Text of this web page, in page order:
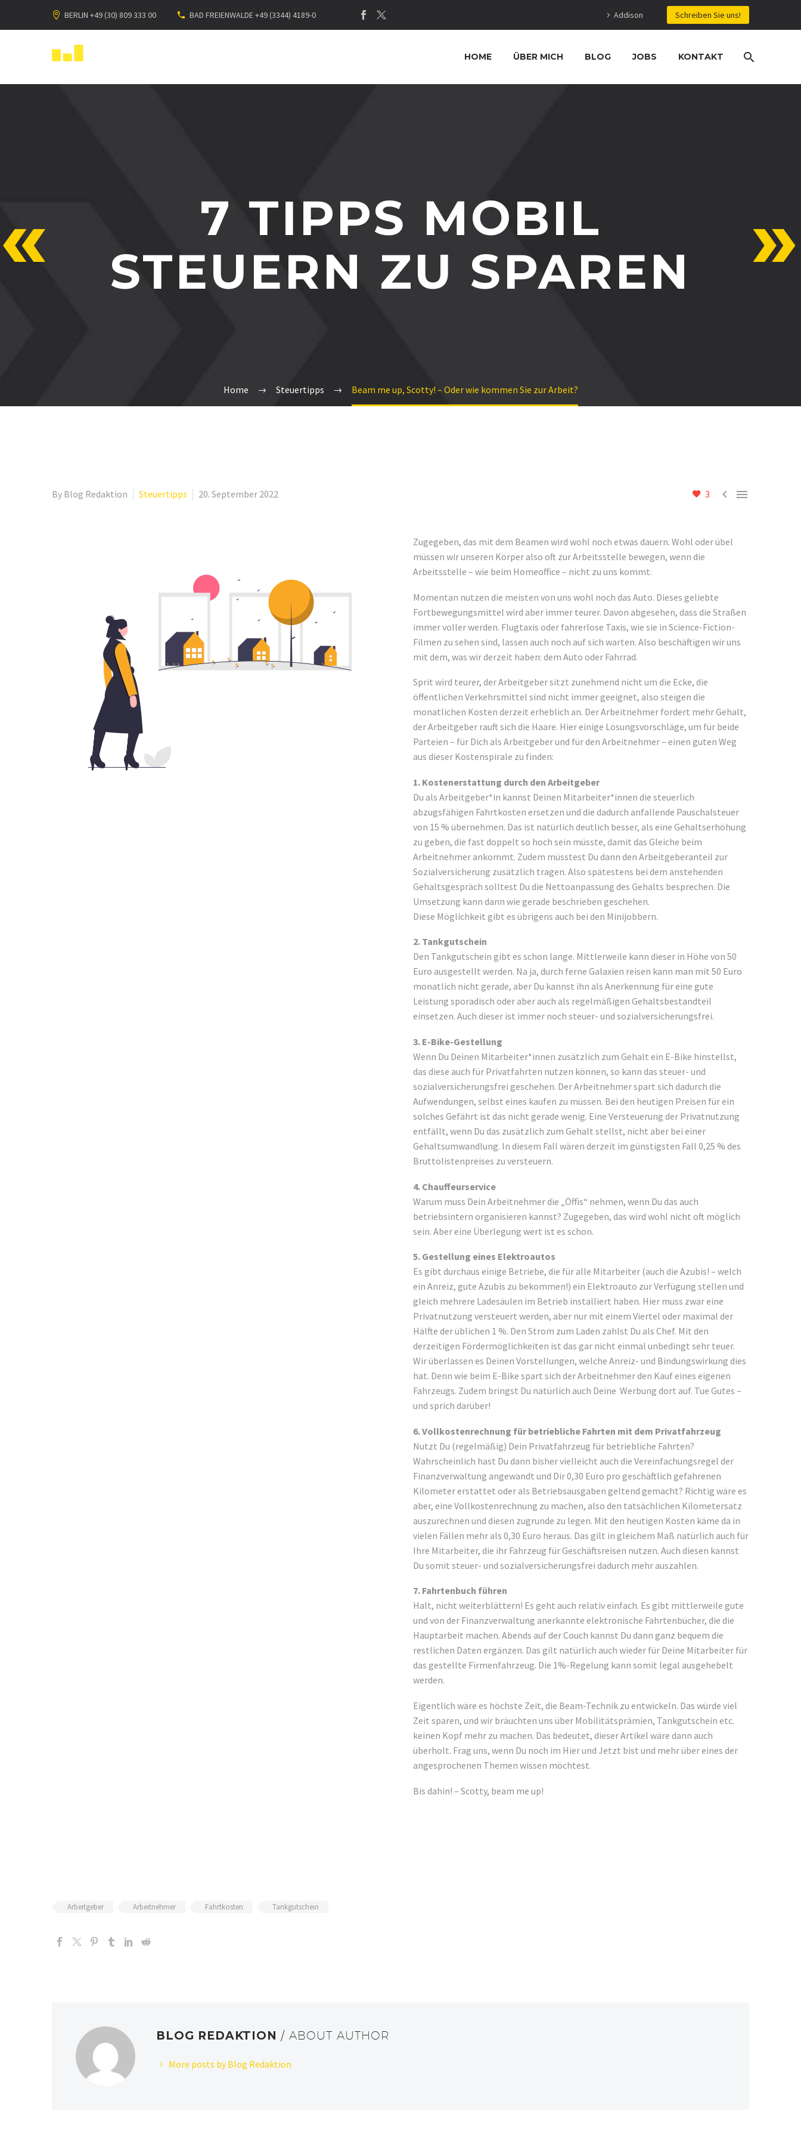
BERLIN +49 (30) 809 333 00 BAD FREIENWALDE +49 (3344) 4189-0 Addison Schreiben Sie uns!
HOME ÜBER MICH BLOG JOBS KONTAKT
7 TIPPS MOBIL
STEUERN ZU SPAREN
Home Steuertipps Beam me up, Scotty! – Oder wie kommen Sie zur Arbeit?
3  
By Blog Redaktion Steuertipps 20. September 2022
Zugegeben, das mit dem Beamen wird wohl noch etwas dauern. Wohl oder übel
müssen wir unseren Körper also oft zur Arbeitsstelle bewegen, wenn die
Arbeitsstelle – wie beim Homeoffice – nicht zu uns kommt.
Momentan nutzen die meisten von uns wohl noch das Auto. Dieses geliebte
Fortbewegungsmittel wird aber immer teurer. Davon abgesehen, dass die Straßen
immer voller werden. Flugtaxis oder fahrerlose Taxis, wie sie in Science-Fiction-
Filmen zu sehen sind, lassen auch noch auf sich warten. Also beschäftigen wir uns
mit dem, was wir derzeit haben: dem Auto oder Fahrrad.
Sprit wird teurer, der Arbeitgeber sitzt zunehmend nicht um die Ecke, die
öffentlichen Verkehrsmittel sind nicht immer geeignet, also steigen die
monatlichen Kosten derzeit erheblich an. Der Arbeitnehmer fordert mehr Gehalt,
der Arbeitgeber rauft sich die Haare. Hier einige Lösungsvorschläge, um für beide
Parteien – für Dich als Arbeitgeber und für den Arbeitnehmer – einen guten Weg
aus dieser Kostenspirale zu finden:
1. Kostenerstattung durch den Arbeitgeber
Du als Arbeitgeber*in kannst Deinen Mitarbeiter*innen die steuerlich
abzugsfähigen Fahrtkosten ersetzen und die dadurch anfallende Pauschalsteuer
von 15 % übernehmen. Das ist natürlich deutlich besser, als eine Gehaltserhöhung
zu geben, die fast doppelt so hoch sein müsste, damit das Gleiche beim
Arbeitnehmer ankommt. Zudem müsstest Du dann den Arbeitgeberanteil zur
Sozialversicherung zusätzlich tragen. Also spätestens bei dem anstehenden
Gehaltsgespräch solltest Du die Nettoanpassung des Gehalts besprechen. Die
Umsetzung kann dann wie gerade beschrieben geschehen.
Diese Möglichkeit gibt es übrigens auch bei den Minijobbern.
2. Tankgutschein
Den Tankgutschein gibt es schon lange. Mittlerweile kann dieser in Höhe von 50
Euro ausgestellt werden. Na ja, durch ferne Galaxien reisen kann man mit 50 Euro
monatlich nicht gerade, aber Du kannst ihn als Anerkennung für eine gute
Leistung sporadisch oder aber auch als regelmäßigen Gehaltsbestandteil
einsetzen. Auch dieser ist immer noch steuer- und sozialversicherungsfrei.
3. E-Bike-Gestellung
Wenn Du Deinen Mitarbeiter*innen zusätzlich zum Gehalt ein E-Bike hinstellst,
das diese auch für Privatfahrten nutzen können, so kann das steuer- und
sozialversicherungsfrei geschehen. Der Arbeitnehmer spart sich dadurch die
Aufwendungen, selbst eines kaufen zu müssen. Bei den heutigen Preisen für ein
solches Gefährt ist das nicht gerade wenig. Eine Versteuerung der Privatnutzung
entfällt, wenn Du das zusätzlich zum Gehalt stellst, nicht aber bei einer
Gehaltsumwandlung. In diesem Fall wären derzeit im günstigsten Fall 0,25 % des
Bruttolistenpreises zu versteuern.
4. Chauffeurservice
Warum muss Dein Arbeitnehmer die „Öffis“ nehmen, wenn Du das auch
betriebsintern organisieren kannst? Zugegeben, das wird wohl nicht oft möglich
sein. Aber eine Überlegung wert ist es schon.
5. Gestellung eines Elektroautos
Es gibt durchaus einige Betriebe, die für alle Mitarbeiter (auch die Azubis! – welch
ein Anreiz, gute Azubis zu bekommen!) ein Elektroauto zur Verfügung stellen und
gleich mehrere Ladesäulen im Betrieb installiert haben. Hier muss zwar eine
Privatnutzung versteuert werden, aber nur mit einem Viertel oder maximal der
Hälfte der üblichen 1 %. Den Strom zum Laden zahlst Du als Chef. Mit den
derzeitigen Fördermöglichkeiten ist das gar nicht einmal unbedingt sehr teuer.
Wir überlassen es Deinen Vorstellungen, welche Anreiz- und Bindungswirkung dies
hat. Denn wie beim E-Bike spart sich der Arbeitnehmer den Kauf eines eigenen
Fahrzeugs. Zudem bringst Du natürlich auch Deine Werbung dort auf. Tue Gutes –
und sprich darüber!
6. Vollkostenrechnung für betriebliche Fahrten mit dem Privatfahrzeug
Nutzt Du (regelmäßig) Dein Privatfahrzeug für betriebliche Fahrten?
Wahrscheinlich hast Du dann bisher vielleicht auch die Vereinfachungsregel der
Finanzverwaltung angewandt und Dir 0,30 Euro pro geschäftlich gefahrenen
Kilometer erstattet oder als Betriebsausgaben geltend gemacht? Richtig wäre es
aber, eine Vollkostenrechnung zu machen, also den tatsächlichen Kilometersatz
auszurechnen und diesen zugrunde zu legen. Mit den heutigen Kosten käme da in
vielen Fällen mehr als 0,30 Euro heraus. Das gilt in gleichem Maß natürlich auch für
Ihre Mitarbeiter, die ihr Fahrzeug für Geschäftsreisen nutzen. Auch diesen kannst
Du somit steuer- und sozialversicherungsfrei dadurch mehr auszahlen.
7. Fahrtenbuch führen
Halt, nicht weiterblättern! Es geht auch relativ einfach. Es gibt mittlerweile gute
und von der Finanzverwaltung anerkannte elektronische Fahrtenbücher, die die
Hauptarbeit machen. Abends auf der Couch kannst Du dann ganz bequem die
restlichen Daten ergänzen. Das gilt natürlich auch wieder für Deine Mitarbeiter für
das gestellte Firmenfahrzeug. Die 1%-Regelung kann somit legal ausgehebelt
werden.
Eigentlich wäre es höchste Zeit, die Beam-Technik zu entwickeln. Das würde viel
Zeit sparen, und wir bräuchten uns über Mobilitätsprämien, Tankgutschein etc.
keinen Kopf mehr zu machen. Das bedeutet, dieser Artikel wäre dann auch
überholt. Frag uns, wenn Du noch im Hier und Jetzt bist und mehr über eines der
angesprochenen Themen wissen möchtest.
Bis dahin! – Scotty, beam me up!
Arbeitgeber Arbeitnehmer Fahrtkosten Tankgutschein
BLOG REDAKTION/ ABOUT AUTHOR
More posts by Blog Redaktion